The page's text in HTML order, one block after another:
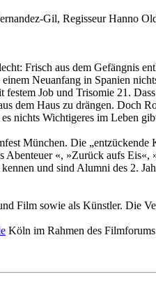
Gil, Regisseur Hanno
Frisch aus dem Gefängnis
Neuanfang in Spanien
Job und Trisomie 21.
dem Haus zu drängen. Doch
nichts Wichtigeres im Leben
München. Die
Abenteuer «, »Zurück aufs
und sind Alumni des 2.
Film sowie als Künstler. Die
Köln im Rahmen des